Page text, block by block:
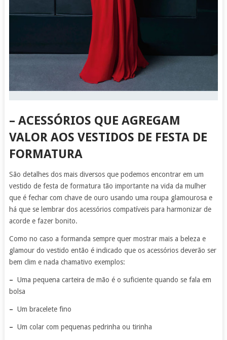
– ACESSÓRIOS QUE AGREGAM
VALOR AOS VESTIDOS DE FESTA DE
FORMATURA
São detalhes dos mais diversos que podemos encontrar em um
vestido de festa de formatura tão importante na vida da mulher
que é fechar com chave de ouro usando uma roupa glamourosa e
há que se lembrar dos acessórios compatíveis para harmonizar de
acorde e fazer bonito.
Como no caso a formanda sempre quer mostrar mais a beleza e
glamour do vestido então é indicado que os acessórios deverão ser
bem clim e nada chamativo exemplos:
– Uma pequena carteira de mão é o suficiente quando se fala em
bolsa
– Um bracelete fino
– Um colar com pequenas pedrinha ou tirinha